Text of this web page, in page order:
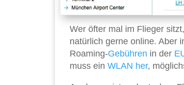
Wer öfter mal im Flieger
natürlich gerne online. Aber
Roaming-Gebühren in der
muss ein WLAN her,